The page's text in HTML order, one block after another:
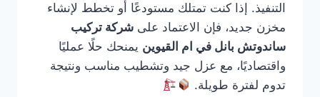
التنفيذ. إذا كنت تمتلك مستودعًا أو تخطط لإنشاء
مخزن جديد، فإن الاعتماد على شركة تركيب
ساندوتش بانل في ام القيوين يمنحك حلًا عمليًا
واقتصاديًا، مع عزل جيد وتشطيب مناسب ونتيجة
تدوم لفترة طويلة.